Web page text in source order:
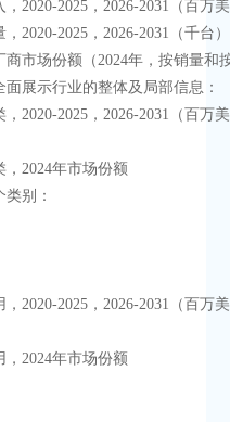
2020-2025，2026-2031（百万
2020-2025，2026-2031（千台）
市场份额（2024年，按销量和
展示行业的整体及局部信息：
2020-2025，2026-2031（百万
2024年市场份额
别：
2020-2025，2026-2031（百万
2024年市场份额